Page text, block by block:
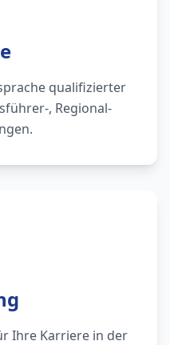
qualifizierter
, Regional-
Ihre Karriere in der